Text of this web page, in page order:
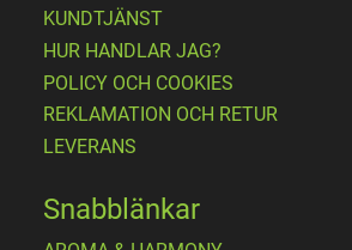
KUNDTJÄNST
HUR HANDLAR JAG?
POLICY OCH COOKIES
REKLAMATION OCH RETUR
LEVERANS
Snabblänkar